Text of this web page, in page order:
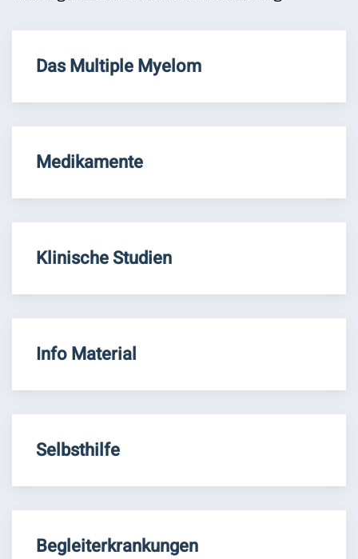
Das Multiple Myelom
Medikamente
Klinische Studien
Info Material
Selbsthilfe
Begleiterkrankungen